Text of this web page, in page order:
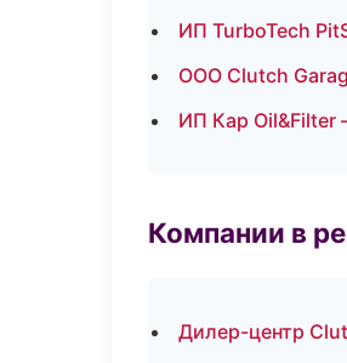
ИП TurboTech
ООО Clutch
ИП Кар Oil&Filter
Компании в
Дилер-центр